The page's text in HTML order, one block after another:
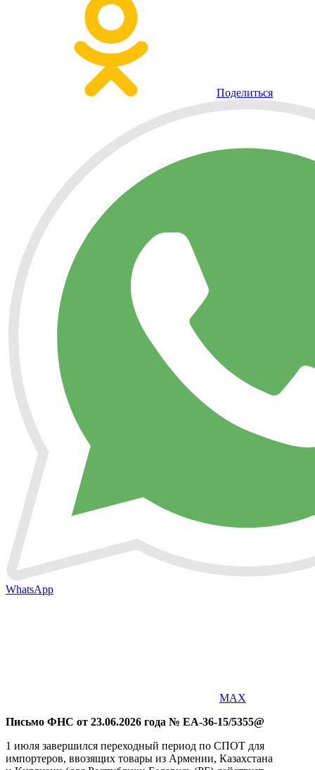
Поделиться
WhatsApp
MAX
Письмо ФНС от 23.06.2026 года № ЕА-36-15/5355@
1 июля завершился переходный период по СПОТ для
импортеров, ввозящих товары из Армении, Казахстана